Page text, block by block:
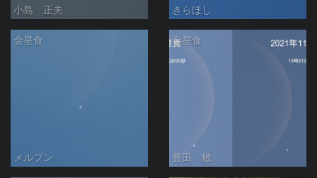
小島 正夫 きらほし
金星食
メルプン
金星食
豊田 敏